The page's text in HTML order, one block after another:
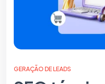
GERAÇÃO DE LEADS